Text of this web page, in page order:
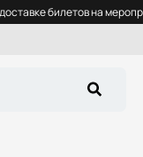
билетов на